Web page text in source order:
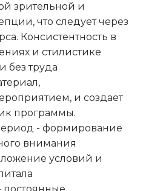
зрительной и
что следует через
Консистентность в
и стилистике
без труда
и создает
программы.
- формирование
внимания
условий и